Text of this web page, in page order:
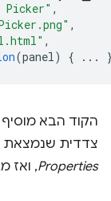
Picker" ,
,
,
(panel) { ...
צדדית שנמצאת
Properties, ואז